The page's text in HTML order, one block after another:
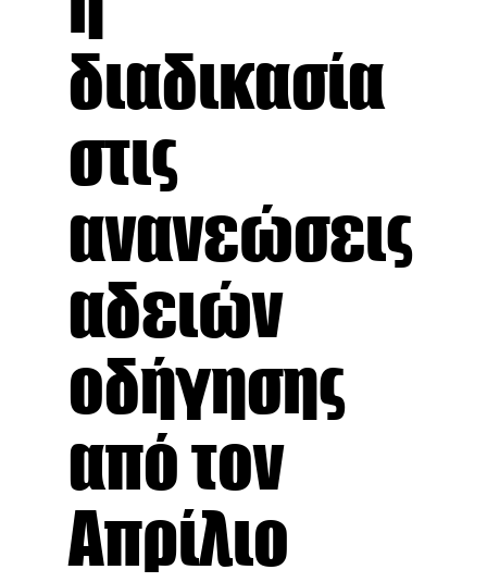
διαδικασία
στις
ανανεώσεις
αδειών
οδήγησης
από τον
Απρίλιο